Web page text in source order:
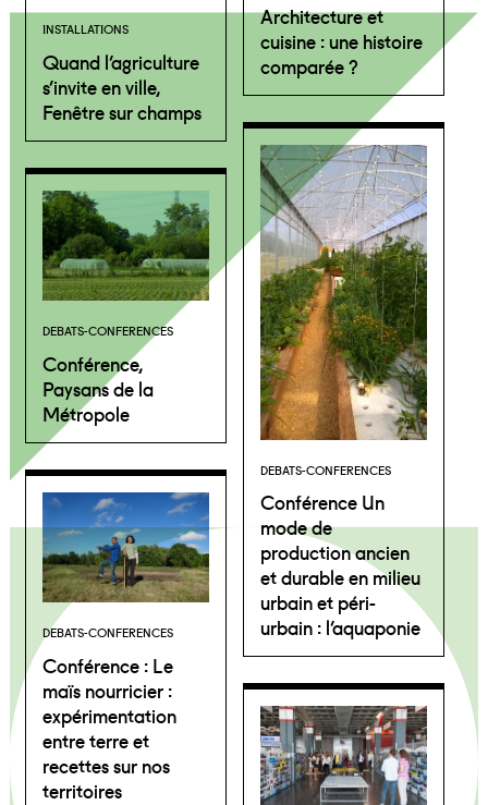
Architecture et
cuisine : une histoire
comparée ?
INSTALLATIONS
Quand l’agriculture
s’invite en ville,
Fenêtre sur champs
DEBATS-CONFERENCES
Conférence Un
mode de
production ancien
et durable en milieu
urbain et péri-
urbain : l’aquaponie
DEBATS-CONFERENCES
Conférence,
Paysans de la
Métropole
DEBATS-CONFERENCES
Conférence : Le
maïs nourricier :
expérimentation
entre terre et
recettes sur nos
territoires